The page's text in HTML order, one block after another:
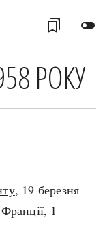
toggle_off
bookmarks
РОКУ
, 19 березня
, 1